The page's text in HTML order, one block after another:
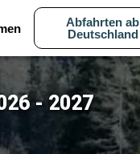
Abfahrten ab
Deutschland
- 2027